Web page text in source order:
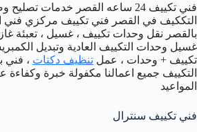
فني تكييف 24 ساعه القصر خدمات
التككيف في القصر فني تكييف مركزي فني
بالقصر نقل وحدات تكييف ، غسيل ، تعبئة غاز
غسيل وحدات التكييف العادية وتبديل
تكييف + وحدات ، عمل تنظيف دكتات ، فني
التكييف جميع اعمالنا مكفولة خبرة وكفاءة
المواعيد
فني تكييف سنترال